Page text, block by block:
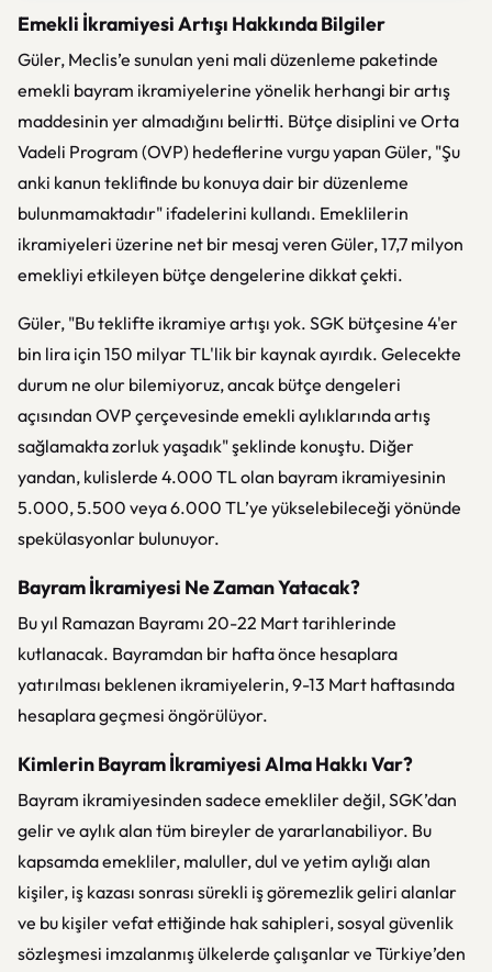
Emekli İkramiyesi Artışı Hakkında Bilgiler
Güler, Meclis’e sunulan yeni mali düzenleme paketinde
emekli bayram ikramiyelerine yönelik herhangi bir artış
maddesinin yer almadığını belirtti. Bütçe disiplini ve Orta
Vadeli Program (OVP) hedeflerine vurgu yapan Güler, "Şu
anki kanun teklifinde bu konuya dair bir düzenleme
bulunmamaktadır" ifadelerini kullandı. Emeklilerin
ikramiyeleri üzerine net bir mesaj veren Güler, 17,7 milyon
emekliyi etkileyen bütçe dengelerine dikkat çekti.
Güler, "Bu teklifte ikramiye artışı yok. SGK bütçesine 4'er
bin lira için 150 milyar TL'lik bir kaynak ayırdık. Gelecekte
durum ne olur bilemiyoruz, ancak bütçe dengeleri
açısından OVP çerçevesinde emekli aylıklarında artış
sağlamakta zorluk yaşadık" şeklinde konuştu. Diğer
yandan, kulislerde 4.000 TL olan bayram ikramiyesinin
5.000, 5.500 veya 6.000 TL’ye yükselebileceği yönünde
spekülasyonlar bulunuyor.
Bayram İkramiyesi Ne Zaman Yatacak?
Bu yıl Ramazan Bayramı 20-22 Mart tarihlerinde
kutlanacak. Bayramdan bir hafta önce hesaplara
yatırılması beklenen ikramiyelerin, 9-13 Mart haftasında
hesaplara geçmesi öngörülüyor.
Kimlerin Bayram İkramiyesi Alma Hakkı Var?
Bayram ikramiyesinden sadece emekliler değil, SGK’dan
gelir ve aylık alan tüm bireyler de yararlanabiliyor. Bu
kapsamda emekliler, maluller, dul ve yetim aylığı alan
kişiler, iş kazası sonrası sürekli iş göremezlik geliri alanlar
ve bu kişiler vefat ettiğinde hak sahipleri, sosyal güvenlik
sözleşmesi imzalanmış ülkelerde çalışanlar ve Türkiye’den